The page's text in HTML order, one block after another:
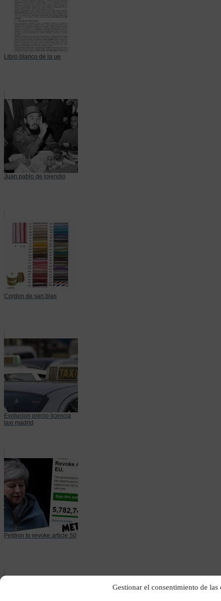
Gestionar el consentimiento de las
Libro blanco de la ue
Juan pablo de lojendio
Cordon de san blas
Evolucion precio licencia
taxi madrid
Petition to revoke article 50